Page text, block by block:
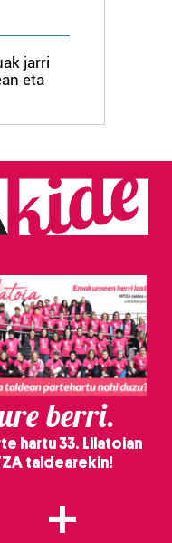
jarri
eta
berri.
hartu 33. Lilatoian
taldearekin!
+